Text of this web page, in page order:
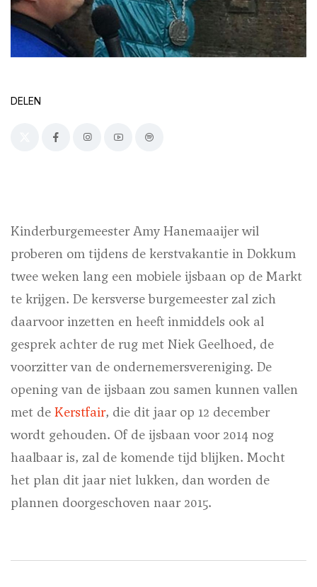
DELEN
Kinderburgemeester Amy Hanemaaijer wil
proberen om tijdens de kerstvakantie in Dokkum
twee weken lang een mobiele ijsbaan op de Markt
te krijgen. De kersverse burgemeester zal zich
daarvoor inzetten en heeft inmiddels ook al
gesprek achter de rug met Niek Geelhoed, de
voorzitter van de ondernemersvereniging. De
opening van de ijsbaan zou samen kunnen vallen
met de Kerstfair, die dit jaar op 12 december
wordt gehouden. Of de ijsbaan voor 2014 nog
haalbaar is, zal de komende tijd blijken. Mocht
het plan dit jaar niet lukken, dan worden de
plannen doorgeschoven naar 2015.